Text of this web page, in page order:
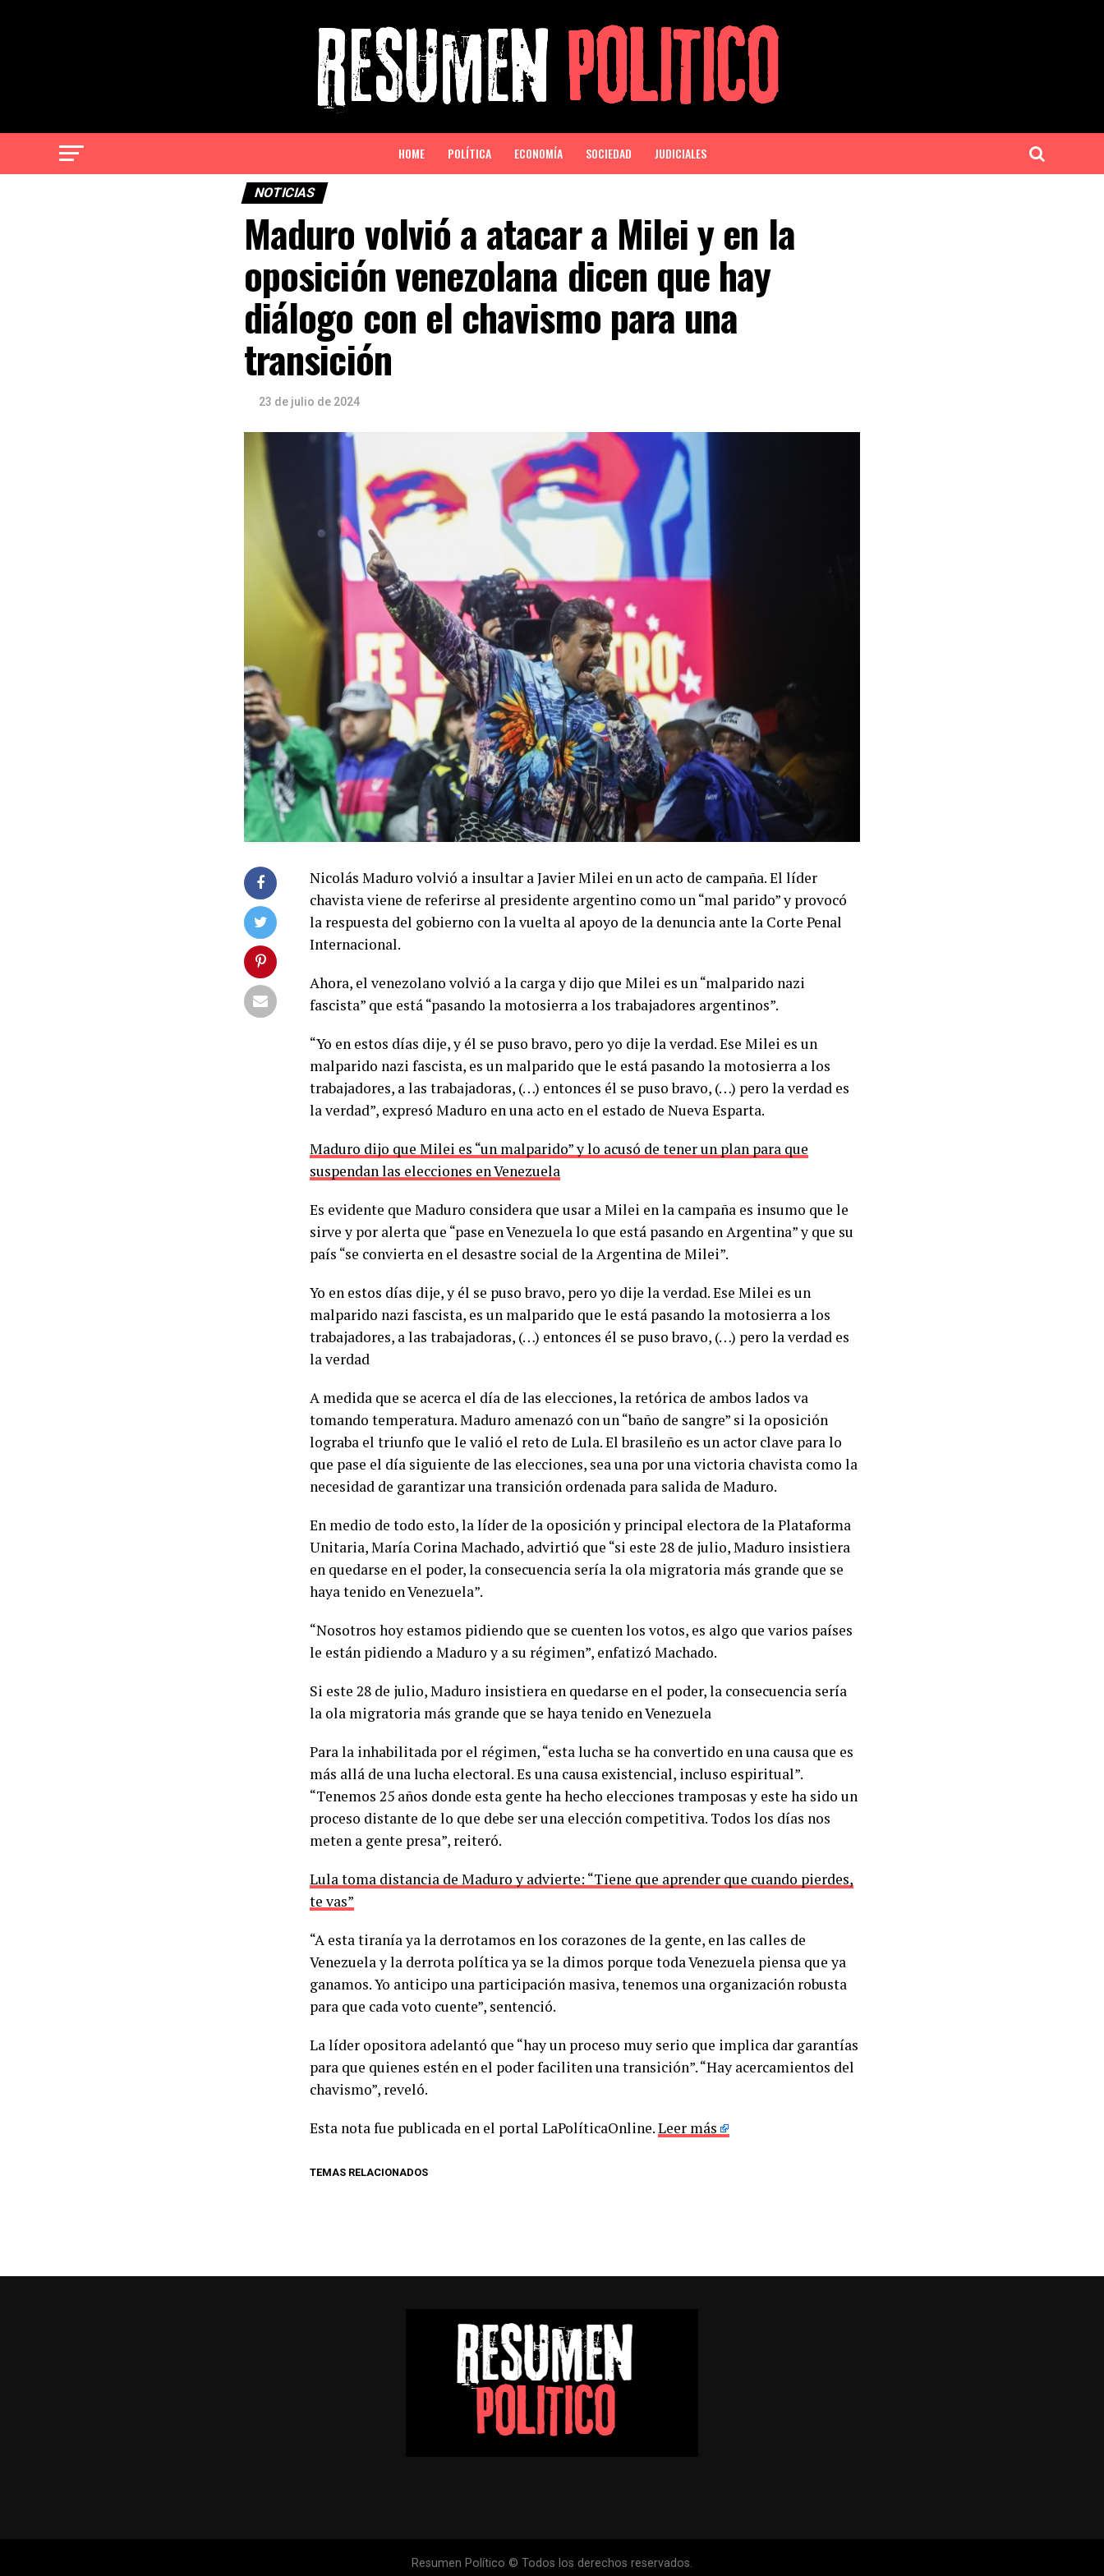
HOME POLÍTICA ECONOMÍA SOCIEDAD JUDICIALES
NOTICIAS
Maduro volvió a atacar a Milei y en la
oposición venezolana dicen que hay
diálogo con el chavismo para una
transición
23 de julio de 2024
Nicolás Maduro volvió a insultar a Javier Milei en un acto de campaña. El líder
chavista viene de referirse al presidente argentino como un “mal parido” y provocó
la respuesta del gobierno con la vuelta al apoyo de la denuncia ante la Corte Penal
Internacional.
Ahora, el venezolano volvió a la carga y dijo que Milei es un “malparido nazi
fascista” que está “pasando la motosierra a los trabajadores argentinos”.
“Yo en estos días dije, y él se puso bravo, pero yo dije la verdad. Ese Milei es un
malparido nazi fascista, es un malparido que le está pasando la motosierra a los
trabajadores, a las trabajadoras, (…) entonces él se puso bravo, (…) pero la verdad es
la verdad”, expresó Maduro en una acto en el estado de Nueva Esparta.
Maduro dijo que Milei es “un malparido” y lo acusó de tener un plan para que
suspendan las elecciones en Venezuela
Es evidente que Maduro considera que usar a Milei en la campaña es insumo que le
sirve y por alerta que “pase en Venezuela lo que está pasando en Argentina” y que su
país “se convierta en el desastre social de la Argentina de Milei”.
Yo en estos días dije, y él se puso bravo, pero yo dije la verdad. Ese Milei es un
malparido nazi fascista, es un malparido que le está pasando la motosierra a los
trabajadores, a las trabajadoras, (…) entonces él se puso bravo, (…) pero la verdad es
la verdad
A medida que se acerca el día de las elecciones, la retórica de ambos lados va
tomando temperatura. Maduro amenazó con un “baño de sangre” si la oposición
lograba el triunfo que le valió el reto de Lula. El brasileño es un actor clave para lo
que pase el día siguiente de las elecciones, sea una por una victoria chavista como la
necesidad de garantizar una transición ordenada para salida de Maduro.
En medio de todo esto, la líder de la oposición y principal electora de la Plataforma
Unitaria, María Corina Machado, advirtió que “si este 28 de julio, Maduro insistiera
en quedarse en el poder, la consecuencia sería la ola migratoria más grande que se
haya tenido en Venezuela”.
“Nosotros hoy estamos pidiendo que se cuenten los votos, es algo que varios países
le están pidiendo a Maduro y a su régimen”, enfatizó Machado.
Si este 28 de julio, Maduro insistiera en quedarse en el poder, la consecuencia sería
la ola migratoria más grande que se haya tenido en Venezuela
Para la inhabilitada por el régimen, “esta lucha se ha convertido en una causa que es
más allá de una lucha electoral. Es una causa existencial, incluso espiritual”.
“Tenemos 25 años donde esta gente ha hecho elecciones tramposas y este ha sido un
proceso distante de lo que debe ser una elección competitiva. Todos los días nos
meten a gente presa”, reiteró.
Lula toma distancia de Maduro y advierte: “Tiene que aprender que cuando pierdes,
te vas”
“A esta tiranía ya la derrotamos en los corazones de la gente, en las calles de
Venezuela y la derrota política ya se la dimos porque toda Venezuela piensa que ya
ganamos. Yo anticipo una participación masiva, tenemos una organización robusta
para que cada voto cuente”, sentenció.
La líder opositora adelantó que “hay un proceso muy serio que implica dar garantías
para que quienes estén en el poder faciliten una transición”. “Hay acercamientos del
chavismo”, reveló.
Esta nota fue publicada en el portal LaPolíticaOnline.Leer más
TEMAS RELACIONADOS
Resumen Político © Todos los derechos reservados.